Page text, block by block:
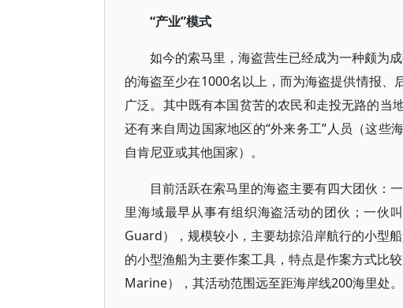
“产业”模式
如今的索马里，海盗营生已经成为一种颇为
的海盗至少在1000名以上，而为海盗提供情报
广泛。其中既有本国贫苦的农民和走投无路的当
还有来自周边国家地区的“外来务工”人员（这些
自肯尼亚或其他国家）。
目前活跃在索马里的海盗主要有四大团伙：
里海域最早从事有组织海盗活动的团伙；一伙
Guard），规模较小，主要劫掠沿岸航行的小型
的小型渔船为主要作案工具，特点是作案方式比
Marine），其活动范围远至距海岸线200海里处。